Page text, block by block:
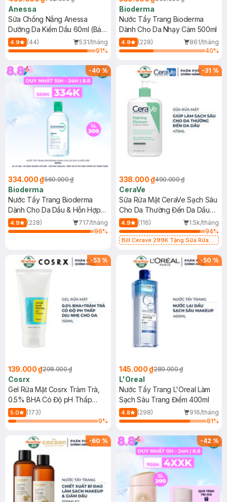
Anessa
Sữa Chống Nắng Anessa
Dưỡng Da Kiềm Dầu 60ml (Bản
Mới)
4.9 (44)
531/tháng
91%
Bioderma
Nước Tẩy Trang Bioderma
Dành Cho Da Nhạy Cảm 500ml
4.9 (228)
861/tháng
40%
-40%
334.000 ₫560.000 ₫
Bioderma
Nước Tẩy Trang Bioderma
Dành Cho Da Dầu & Hỗn Hợp
500ml
4.9 (228)
717/tháng
96%
-31 %
338.000 ₫490.000 ₫
CeraVe
Sữa Rửa Mặt CeraVe Sạch Sâu
Cho Da Thường Đến Da Dầu
473ml
4.9 (116)
1.5k/tháng
94%
Bill Cerave 299K Tặng Sữa Rửa
-53 %
139.000 ₫298.000 ₫
Cosrx
Gel Rửa Mặt Cosrx Tràm Trà,
0.5% BHA Có Độ pH Thấp
150ml
5.0
(173)
9%
-50 %
145.000 ₫289.000 ₫
L'Oreal
Nước Tẩy Trang L'Oreal Làm
Sạch Sâu Trang Điểm 400ml
4.8 (298)
916/tháng
81%
-60 % -42%